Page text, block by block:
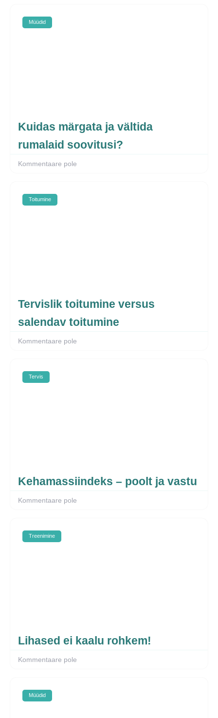
Müüdid
Kuidas märgata ja vältida
rumalaid soovitusi?
Kommentaare pole
Toitumine
Tervislik toitumine versus
salendav toitumine
Kommentaare pole
Tervis
Kehamassiindeks – poolt ja vastu
Kommentaare pole
Treenimine
Lihased ei kaalu rohkem!
Kommentaare pole
Müüdid